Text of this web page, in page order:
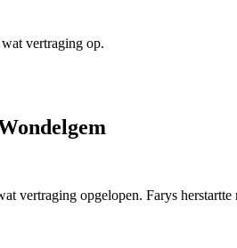
vertraging op.
vertraging opgelopen. Farys